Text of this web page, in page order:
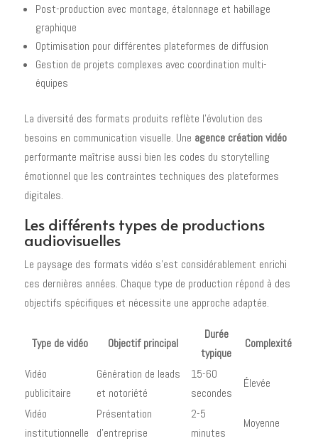
Post-production avec montage, étalonnage et habillage
graphique
Optimisation pour différentes plateformes de diffusion
Gestion de projets complexes avec coordination multi-
équipes
La diversité des formats produits reflète l'évolution des
besoins en communication visuelle. Une agence création vidéo
performante maîtrise aussi bien les codes du storytelling
émotionnel que les contraintes techniques des plateformes
digitales.
Les différents types de productions
audiovisuelles
Le paysage des formats vidéo s'est considérablement enrichi
ces dernières années. Chaque type de production répond à des
objectifs spécifiques et nécessite une approche adaptée.
Type de vidéo Objectif principal
Durée
typique
Complexité
Vidéo
publicitaire
Génération de leads
et notoriété
15-60
secondes
Élevée
Vidéo
institutionnelle
Présentation
d'entreprise
2-5
minutes
Moyenne